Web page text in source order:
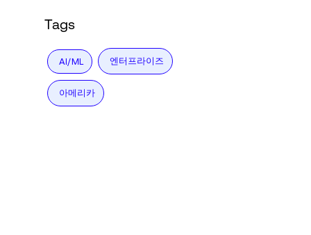
Tags
AI/ML 엔터프라이즈
아메리카